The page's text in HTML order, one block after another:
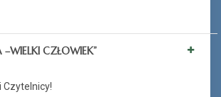
CZŁOWIEK”
Czytelnicy!